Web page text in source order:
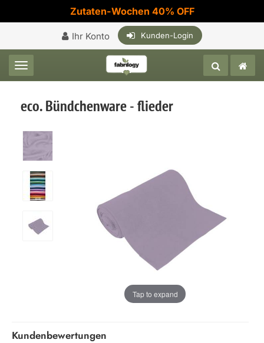
Zutaten-Wochen 40% OFF
Ihr Konto Kunden-Login
Toggle navigation
eco. Bündchenware - flieder
Tap to expand
Kundenbewertungen